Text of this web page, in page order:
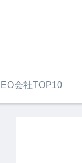
会社TOP10